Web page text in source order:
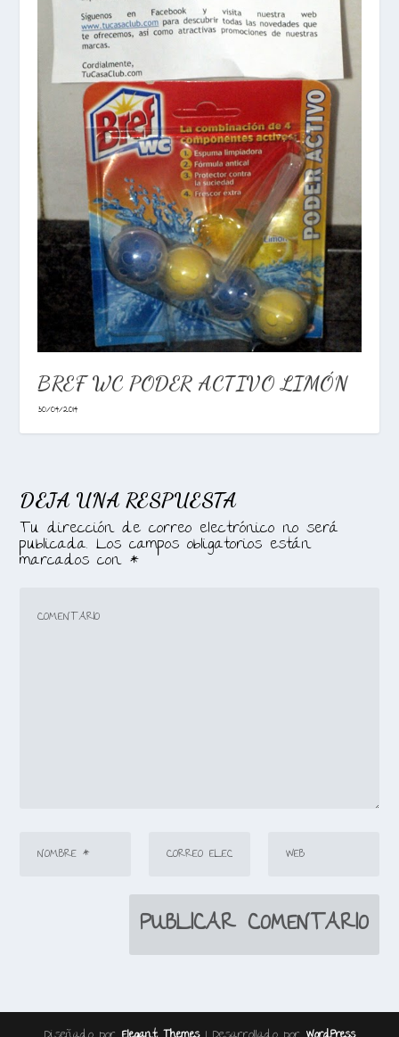
BREF WC PODER ACTIVO LIMÓN
30/04/2014
DEJA UNA RESPUESTA
Tu dirección de correo electrónico no será
publicada. Los campos obligatorios están
marcados con *